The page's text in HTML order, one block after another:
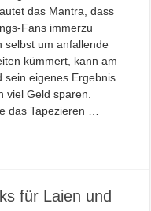
das Mantra, dass
Fans immerzu
selbst um anfallende
kümmert, kann am
sein eigenes Ergebnis
viel Geld sparen.
das Tapezieren …
für Laien und